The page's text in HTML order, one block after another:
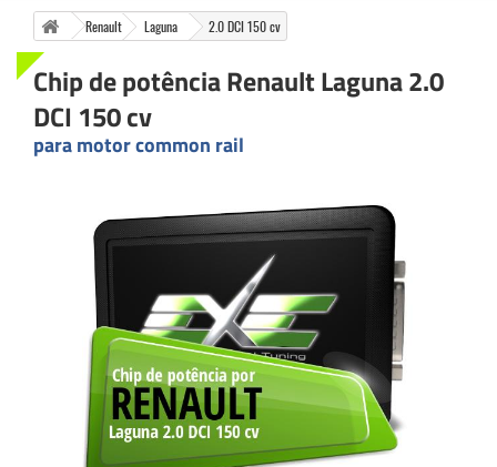
Renault Laguna 2.0 DCI 150 cv
Chip de potência Renault Laguna 2.0
DCI 150 cv
para motor common rail